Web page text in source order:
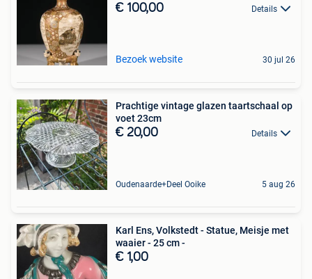
€ 100,00 Details
Bezoek website 30 jul 26
Prachtige vintage glazen taartschaal op
voet 23cm
€ 20,00 Details
Oudenaarde+Deel Ooike 5 aug 26
Karl Ens, Volkstedt - Statue, Meisje met
waaier - 25 cm -
€ 1,00